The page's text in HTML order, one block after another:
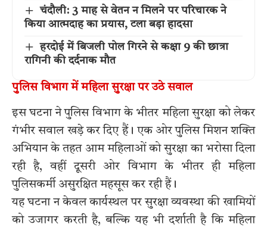
चंदौली: 3 माह से वेतन न मिलने पर परिचारक ने
किया आत्मदाह का प्रयास, टला बड़ा हादसा
हरदोई में बिजली पोल गिरने से कक्षा 9 की छात्रा
रागिनी की दर्दनाक मौत
पुलिस विभाग में महिला सुरक्षा पर उठे सवाल
इस घटना ने पुलिस विभाग के भीतर महिला सुरक्षा को लेकर
गंभीर सवाल खड़े कर दिए हैं। एक ओर पुलिस मिशन शक्ति
अभियान के तहत आम महिलाओं को सुरक्षा का भरोसा दिला
रही है, वहीं दूसरी ओर विभाग के भीतर ही महिला
पुलिसकर्मी असुरक्षित महसूस कर रही हैं।
यह घटना न केवल कार्यस्थल पर सुरक्षा व्यवस्था की खामियों
को उजागर करती है, बल्कि यह भी दर्शाती है कि महिला